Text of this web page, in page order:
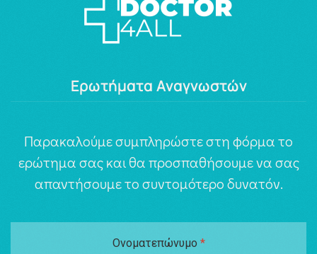
Ερωτήματα Αναγνωστών
Παρακαλούμε συμπληρώστε στη φόρμα το
ερώτημα σας και θα προσπαθήσουμε να σας
απαντήσουμε το συντομότερο δυνατόν.
Ονοματεπώνυμο *